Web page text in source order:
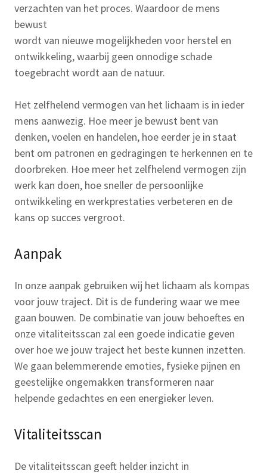
verzachten van het proces. Waardoor de mens
bewust
wordt van nieuwe mogelijkheden voor herstel en
ontwikkeling, waarbij geen onnodige schade
toegebracht wordt aan de natuur.
Het zelfhelend vermogen van het lichaam is in ieder
mens aanwezig. Hoe meer je bewust bent van
denken, voelen en handelen, hoe eerder je in staat
bent om patronen en gedragingen te herkennen en te
doorbreken. Hoe meer het zelfhelend vermogen zijn
werk kan doen, hoe sneller de persoonlijke
ontwikkeling en werkprestaties verbeteren en de
kans op succes vergroot.
Aanpak
In onze aanpak gebruiken wij het lichaam als kompas
voor jouw traject. Dit is de fundering waar we mee
gaan bouwen. De combinatie van jouw behoeftes en
onze vitaliteitsscan zal een goede indicatie geven
over hoe we jouw traject het beste kunnen inzetten.
We gaan belemmerende emoties, fysieke pijnen en
geestelijke ongemakken transformeren naar
helpende gedachtes en een energieker leven.
Vitaliteitsscan
De vitaliteitsscan geeft helder inzicht in